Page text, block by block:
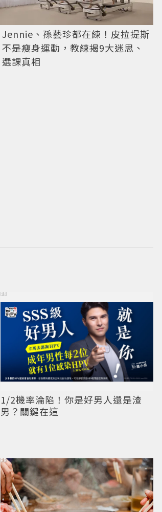
Jennie、孫藝珍都在練！皮拉提斯
不是瘦身運動，教練揭9大迷思、
選課真相
1/2機率淪陷！你是好男人還是渣
男？關鍵在這
PR
PR